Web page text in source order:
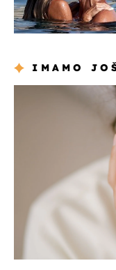
IMAMO
moda & ljepota